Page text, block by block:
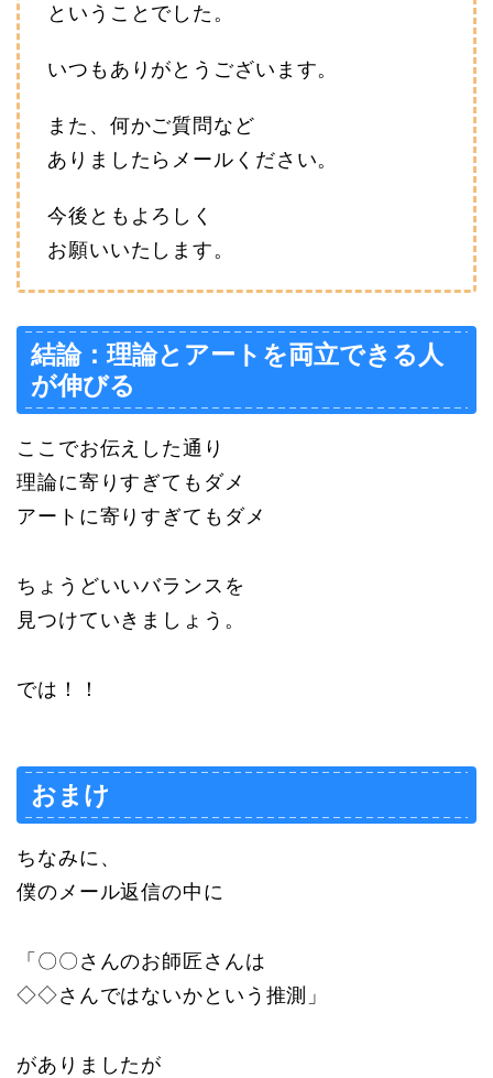
ということでした。
いつもありがとうございます。
また、何かご質問など
ありましたらメールください。
今後ともよろしく
お願いいたします。
結論：理論とアートを両立できる人
が伸びる
ここでお伝えした通り
理論に寄りすぎてもダメ
アートに寄りすぎてもダメ
ちょうどいいバランスを
見つけていきましょう。
では！！
おまけ
ちなみに、
僕のメール返信の中に
「〇〇さんのお師匠さんは
◇◇さんではないかという推測」
がありましたが